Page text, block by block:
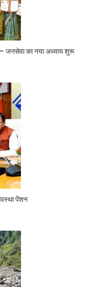
जनसेवा का नया अध्याय शुरू
पेंशन